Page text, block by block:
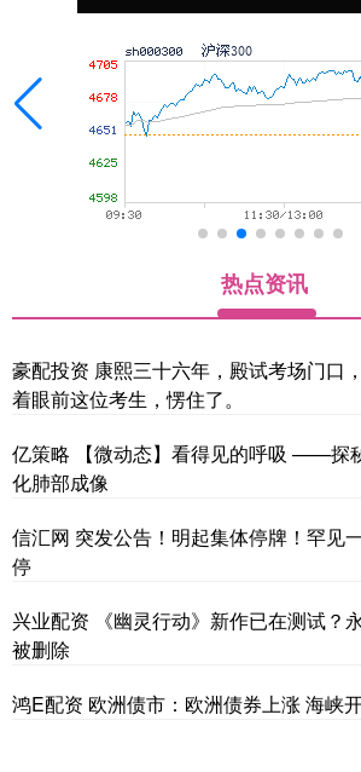
热点资讯
豪配投资 康熙三十六年，殿试考场门口
着眼前这位考生，愣住了。
亿策略 【微动态】看得见的呼吸 ——探
化肺部成像
信汇网 突发公告！明起集体停牌！罕见
停
兴业配资 《幽灵行动》新作已在测试？
被删除
鸿E配资 欧洲债市：欧洲债券上涨 海峡